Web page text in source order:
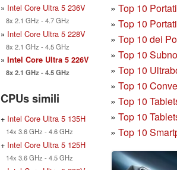
» Intel Core Ultra 5 236V
8x 2.1 GHz - 4.7 GHz
» Intel Core Ultra 5 228V
8x 2.1 GHz - 4.5 GHz
» Intel Core Ultra 5 226V
8x 2.1 GHz - 4.5 GHz
CPUs simili
+ Intel Core Ultra 5 135H
14x 3.6 GHz - 4.6 GHz
+ Intel Core Ultra 5 125H
14x 3.6 GHz - 4.5 GHz
» Top 10
» Top 10
» Top 10 dei
» Top 10
» Top 10
» Top 10
» Top 10
» Top 10
» Top 10